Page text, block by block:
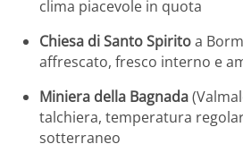
clima piacevole in quota
Chiesa di Santo Spiritoa
affrescato, fresco interno e
Miniera della Bagnada
talchiera, temperatura
sotterraneo